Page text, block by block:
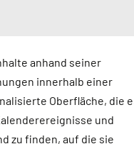
anhand seiner
innerhalb einer
Oberfläche, die
und
zu finden, auf die sie